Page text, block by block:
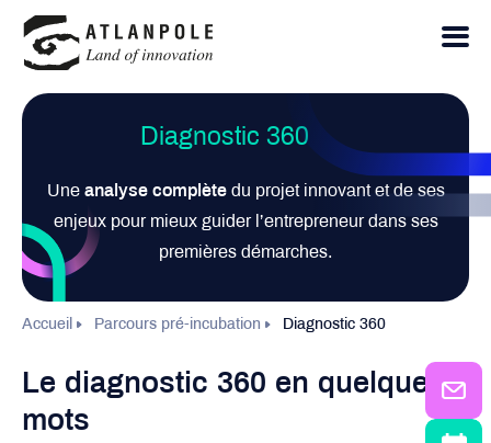
Diagnostic 360
Uneanalyse complète du projet innovant et de ses
enjeux pour mieux guider l’entrepreneur dans ses
premières démarches.
Accueil Parcours pré-incubation Diagnostic 360
Le diagnostic 360 en quelques
mots